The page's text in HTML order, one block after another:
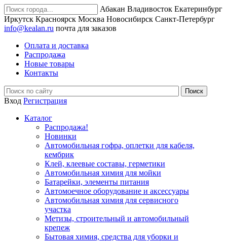
Абакан Владивосток Екатеринбург
Иркутск Красноярск Москва Новосибирск Санкт-Петербург
info@kealan.ru почта для заказов
Оплата и доставка
Распродажа
Новые товары
Контакты
Вход Регистрация
Каталог
Распродажа!
Новинки
Автомобильная гофра, оплетки для кабеля,
кембрик
Клей, клеевые составы, герметики
Автомобильная химия для мойки
Батарейки, элементы питания
Автомоечное оборудование и аксессуары
Автомобильная химия для сервисного
участка
Метизы, строительный и автомобильный
крепеж
Бытовая химия, средства для уборки и